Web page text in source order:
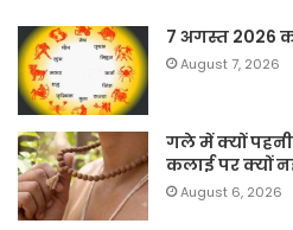
7 अगस्त 2026
August 7, 2026
गले में क्यों
कलाई पर क्यों
August 6, 2026